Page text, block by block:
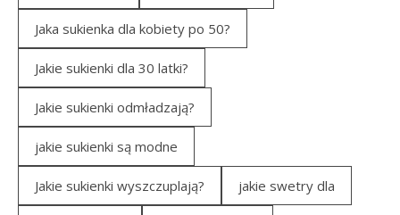
Jaka sukienka dla kobiety po 50?
Jakie sukienki dla 30 latki?
Jakie sukienki odmładzają?
jakie sukienki są modne
Jakie sukienki wyszczuplają? jakie swetry dla